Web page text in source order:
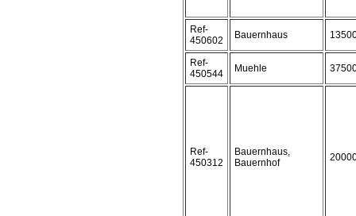
Ref-
450602
Bauernhaus
Ref-
450544
Muehle
Ref-
450312
Bauernhaus,
Bauernhof